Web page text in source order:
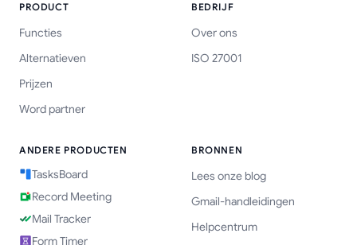
PRODUCT
Functies
Alternatieven
Prijzen
Word partner
BEDRIJF
Over ons
ISO 27001
ANDERE PRODUCTEN
TasksBoard
Record Meeting
Mail Tracker
Form Timer
BRONNEN
Lees onze blog
Gmail-handleidingen
Helpcentrum